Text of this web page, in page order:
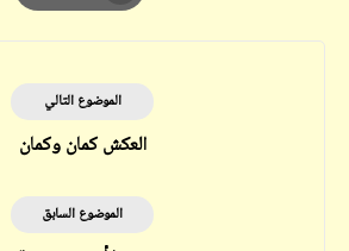
Print
الموضوع التالي
العكش كمان وكمان
الموضوع السابق